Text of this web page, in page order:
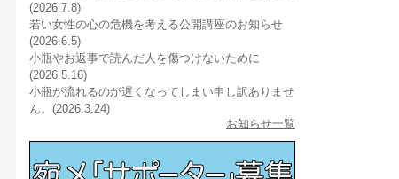
(2026.7.8)
若い女性の心の危機を考える公開講座のお知らせ
(2026.6.5)
小瓶やお返事で読んだ人を傷つけないために
(2026.5.16)
小瓶が流れるのが遅くなってしまい申し訳ありませ
ん。(2026.3.24)
お知らせ一覧